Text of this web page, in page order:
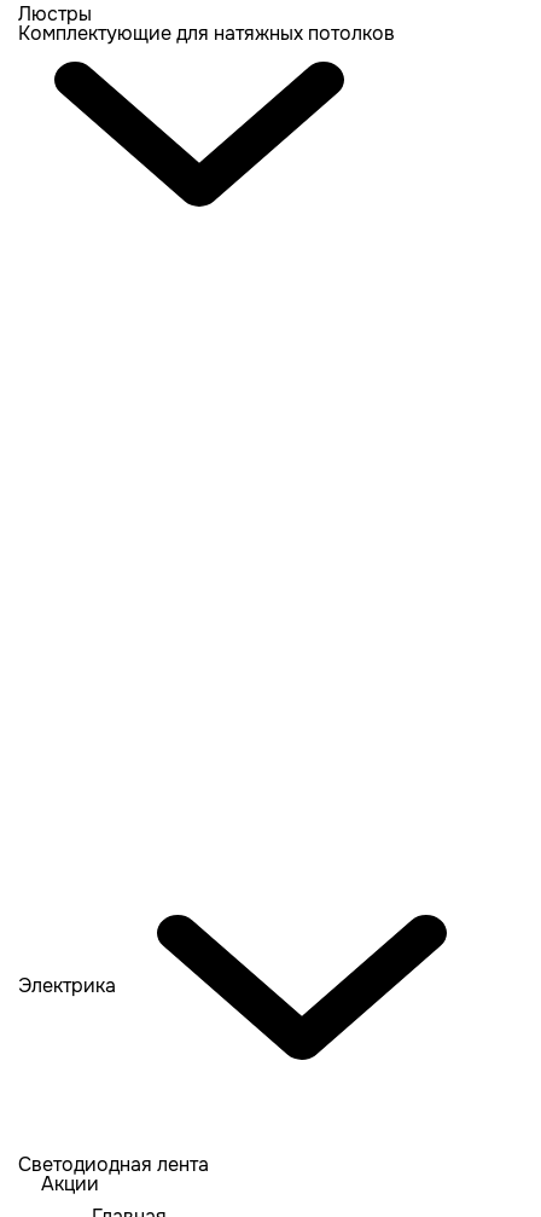
Люстры
Комплектующие для натяжных потолков
Электрика
Светодиодная лента
Акции